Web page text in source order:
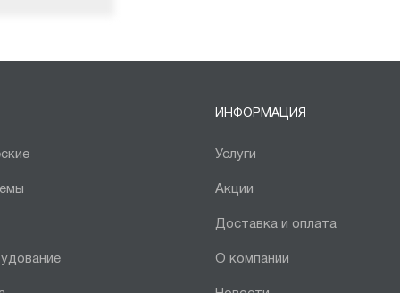
ИНФОРМАЦИЯ
Услуги
Акции
Доставка и оплата
О компании